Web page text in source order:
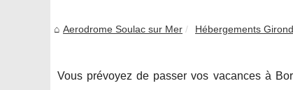
Aerodrome Soulac sur Mer Hébergements
Vous prévoyez de passer vos vacances à